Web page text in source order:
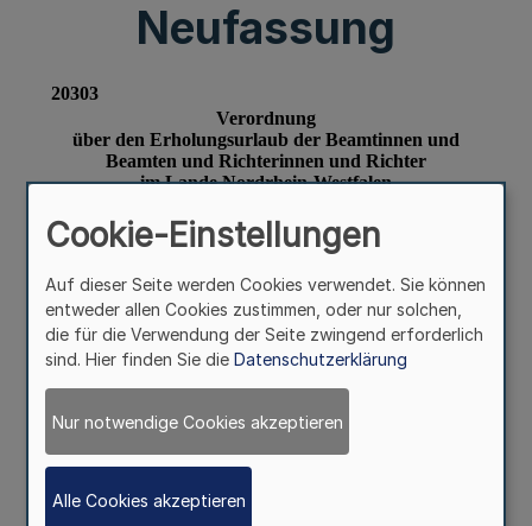
Neufassung
Cookie-Einstellungen
Auf dieser Seite werden Cookies verwendet. Sie können
entweder allen Cookies zustimmen, oder nur solchen,
die für die Verwendung der Seite zwingend erforderlich
sind. Hier finden Sie die Datenschutzerklärung
Nur notwendige Cookies akzeptieren
Alle Cookies akzeptieren